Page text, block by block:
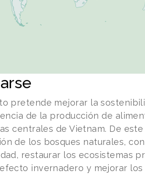
pretende mejorar la
de la producción de
centrales de Vietnam. De
de los bosques naturales,
restaurar los ecosistemas
invernadero y mejorar